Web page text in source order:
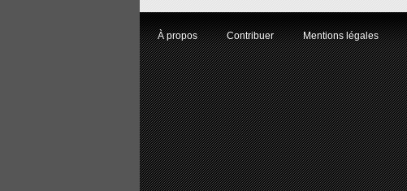
À propos Contribuer Mentions légales